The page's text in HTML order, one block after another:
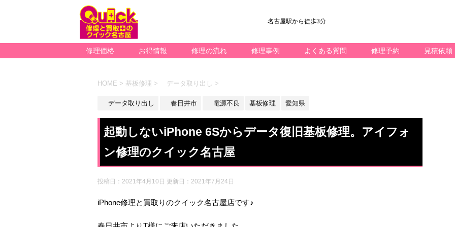
名古屋駅から徒歩3分
修理価格 お得情報 修理の流れ 修理事例 よくある質問 修理予約 見積依頼
HOME > 基板修理 > データ取り出し >
データ取り出し 春日井市 電源不良 基板修理 愛知県
起動しないiPhone 6Sからデータ復旧基板修理。アイフォ
ン修理のクイック名古屋
投稿日：2021年4月10日 更新日： 2021年7月24日
iPhone修理と買取りのクイック名古屋店です♪